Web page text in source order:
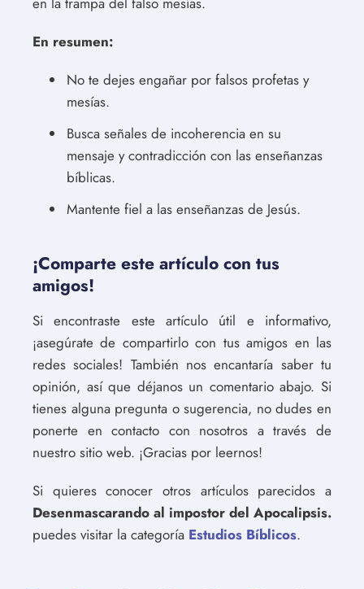
En resumen:
No te dejes engañar por falsos profetas y
mesías.
Busca señales de incoherencia en su
mensaje y contradicción con las enseñanzas
bíblicas.
Mantente fiel a las enseñanzas de Jesús.
¡Comparte este artículo con tus
amigos!
Si encontraste este artículo útil e informativo,
¡asegúrate de compartirlo con tus amigos en las
redes sociales! También nos encantaría saber tu
opinión, así que déjanos un comentario abajo. Si
tienes alguna pregunta o sugerencia, no dudes en
ponerte en contacto con nosotros a través de
nuestro sitio web. ¡Gracias por leernos!
Si quieres conocer otros artículos parecidos a
Desenmascarando al impostor del Apocalipsis.
puedes visitar la categoría Estudios Bíblicos.